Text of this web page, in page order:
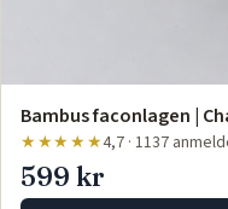
Bambus faconlagen |
★★★★★4,7 · 1137
599 kr